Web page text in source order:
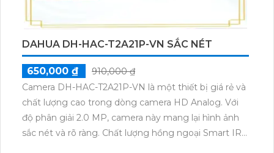
nghiệm tuyệt vời cho người dùng.
DAHUA DH-HAC-T2A21P-VN SẮC NÉT
650,000 ₫
910,000 ₫
Camera DH-HAC-T2A21P-VN là một thiết bị giá rẻ và
chất lượng cao trong dòng camera HD Analog. Với
độ phân giải 2.0 MP, camera này mang lại hình ảnh
sắc nét và rõ ràng. Chất lượng hồng ngoại Smart IR